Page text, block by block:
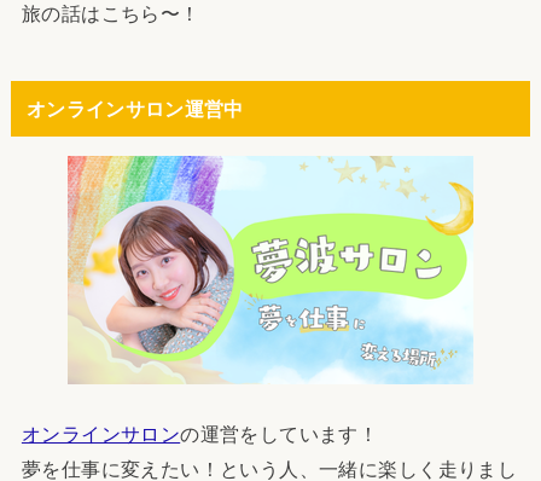
旅の話はこちら〜！
オンラインサロン運営中
オンラインサロンの運営をしています！
夢を仕事に変えたい！という人、一緒に楽しく走りまし